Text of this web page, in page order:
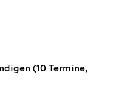
(10 Termine,